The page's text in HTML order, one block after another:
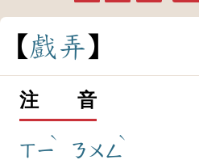
戲弄
注 音
ㄒㄧ
ˋ
ㄋㄨㄥ
ˋ